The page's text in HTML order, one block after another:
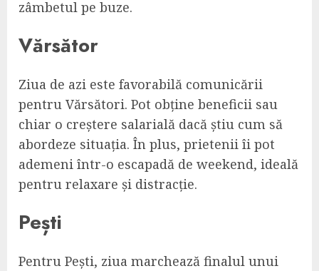
zâmbetul pe buze.
Vărsător
Ziua de azi este favorabilă comunicării
pentru Vărsători. Pot obține beneficii sau
chiar o creștere salarială dacă știu cum să
abordeze situația. În plus, prietenii îi pot
ademeni într-o escapadă de weekend, ideală
pentru relaxare și distracție.
Pești
Pentru Pești, ziua marchează finalul unui